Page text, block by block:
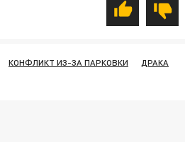
КОНФЛИКТ ИЗ-ЗА ПАРКОВКИ
ДРАКА